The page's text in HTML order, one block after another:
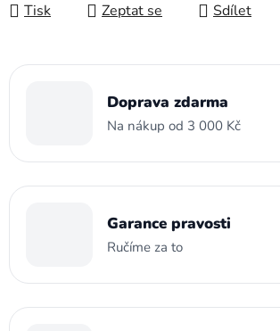
Tisk Zeptat se Sdílet
Doprava zdarma
Na nákup od 3 000 Kč
Garance pravosti
Ručíme za to